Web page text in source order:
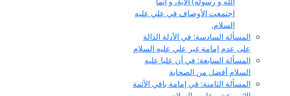
اجتمعت الأوصاف في علي عليه
السلام.
المسألة السادسة: في الأدلة الدالة
على عدم إمامة غير علي عليه السلام
المسألة السابعة: في أن عليا عليه
السلام أفضل من الصحابة
المسألة الثامنة: في إمامة باقي الأئمة